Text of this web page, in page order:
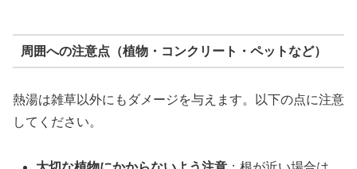
周囲への注意点（植物・コンクリート・ペットなど）
熱湯は雑草以外にもダメージを与えます。以下の点に注意
してください。